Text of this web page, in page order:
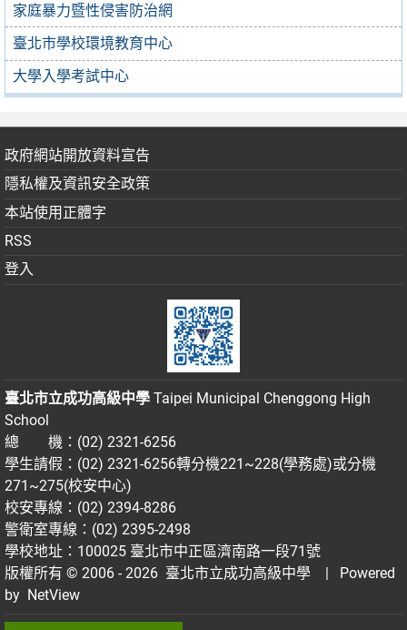
家庭暴力暨性侵害防治網
臺北市學校環境教育中心
大學入學考試中心
政府網站開放資料宣告
隱私權及資訊安全政策
本站使用正體字
RSS
登入
臺北市立成功高級中學 Taipei Municipal Chenggong High
School
總 機：(02) 2321-6256
學生請假：(02) 2321-6256轉分機221~228(學務處)或分機
271~275(校安中心)
校安專線：(02) 2394-8286
警衛室專線：(02) 2395-2498
學校地址：100025 臺北市中正區濟南路一段71號
版權所有 © 2006 - 2026 臺北市立成功高級中學
| Powered
by NetView